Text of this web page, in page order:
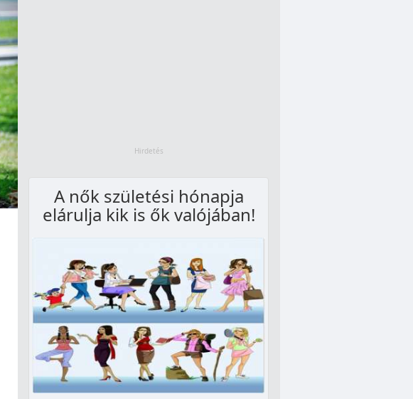
A nők születési hónapja
elárulja kik is ők valójában!